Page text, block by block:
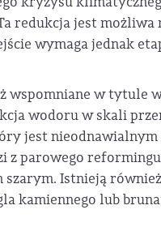
redukcja jest
wymaga jednak
wspomniane w tytule
wodoru w skali
jest nieodnawialnym
parowego
Istnieją
kamiennego lub